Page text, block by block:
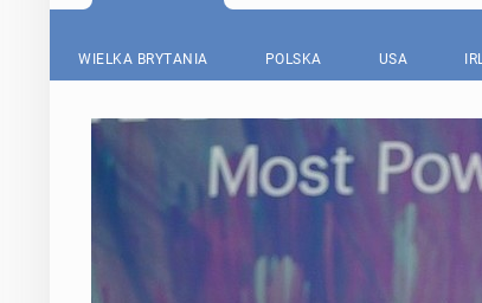
WIELKA BRYTANIA POLSKA USA